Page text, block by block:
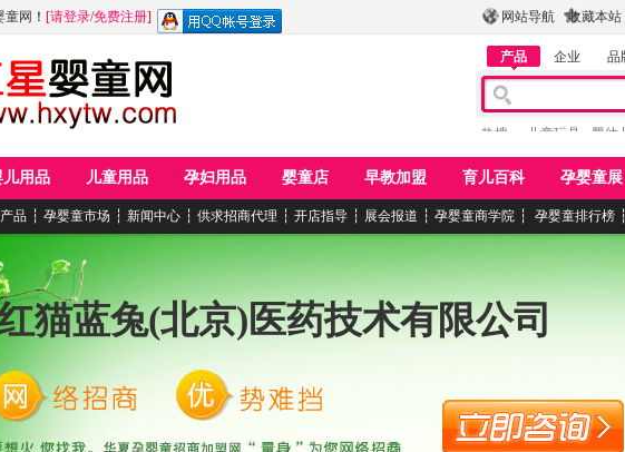
网站导航 收藏本站
童网 ！ [请登录/免费注册]
产品 企业 品
热搜： 儿童玩具 婴幼
儿用品 儿童用品 孕妇用品 婴童店 早教加盟 育儿百科 孕婴童展
品 ┆ 孕婴童市场 ┆ 新闻中心 ┆ 供求招商代理 ┆ 开店指导 ┆ 展会报道 ┆ 孕婴童商学院 ┆ 孕婴童排行榜 ┆
猫蓝兔(北京)医药技术有限公司